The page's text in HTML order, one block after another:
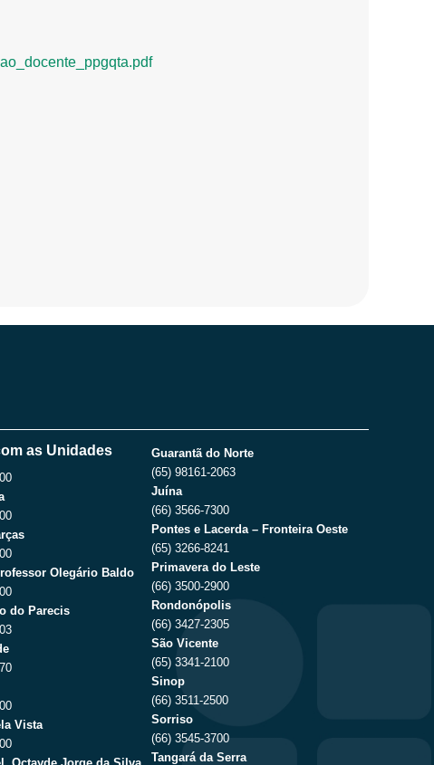
as Unidades
Olegário Baldo
do Parecis
Vista
Guarantã do Norte
(65) 98161-2063
Juína
(66) 3566-7300
Pontes e Lacerda – Fronteira Oeste
(65) 3266-8241
Primavera do Leste
(66) 3500-2900
Rondonópolis
(66) 3427-2305
São Vicente
(65) 3341-2100
Sinop
(66) 3511-2500
Sorriso
(66) 3545-3700
Tangará da Serra